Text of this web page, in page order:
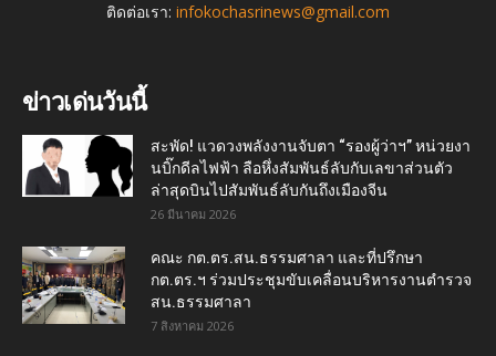
ติดต่อเรา: infokochasrinews@gmail.com
ข่าวเด่นวันนี้
สะพัด! แวดวงพลังงานจับตา “รองผู้ว่าฯ” หน่วยงา
นบิ๊กดีลไฟฟ้า ลือหึ่งสัมพันธ์ลับกับเลขาส่วนตัว
ล่าสุดบินไปสัมพันธ์ลับกันถึงเมืองจีน
26 มีนาคม 2026
คณะ กต.ตร.สน.ธรรมศาลา และที่ปรึกษา
กต.ตร.ฯ ร่วมประชุมขับเคลื่อนบริหารงานตำรวจ
สน.ธรรมศาลา
7 สิงหาคม 2026